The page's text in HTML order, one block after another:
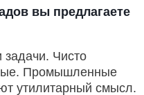
вы предлагаете
Чисто
Промышленные
утилитарный смысл.